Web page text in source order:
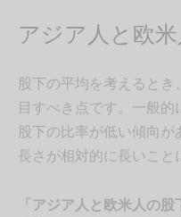
アジア人と欧
股下の平均を考えると
目すべき点です。一般
股下の比率が低い傾向
長さが相対的に長いこと
「アジア人と欧米人の